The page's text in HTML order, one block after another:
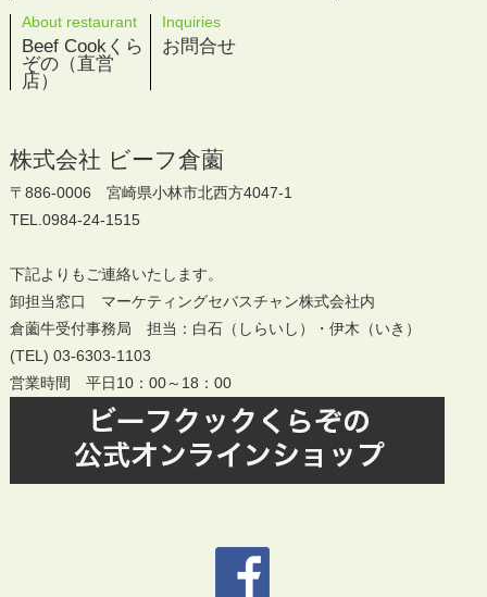
About restaurant
Beef Cookくら
ぞの（直営
店）
Inquiries
お問合せ
株式会社 ビーフ倉薗
〒886-0006 宮崎県小林市北西方4047-1
TEL.0984-24-1515
下記よりもご連絡いたします。
卸担当窓口 マーケティングセバスチャン株式会社内
倉薗牛受付事務局 担当：白石（しらいし）・伊木（いき）
(TEL) 03-6303-1103
営業時間 平日10：00～18：00